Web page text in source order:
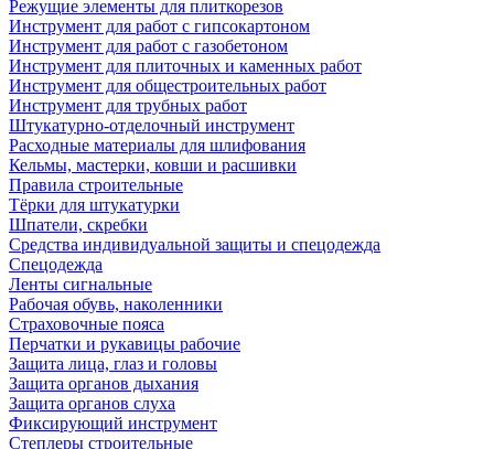
Режущие элементы для плиткорезов
Инструмент для работ с гипсокартоном
Инструмент для работ с газобетоном
Инструмент для плиточных и каменных работ
Инструмент для общестроительных работ
Инструмент для трубных работ
Штукатурно-отделочный инструмент
Расходные материалы для шлифования
Кельмы, мастерки, ковши и расшивки
Правила строительные
Тёрки для штукатурки
Шпатели, скребки
Средства индивидуальной защиты и спецодежда
Спецодежда
Ленты сигнальные
Рабочая обувь, наколенники
Страховочные пояса
Перчатки и рукавицы рабочие
Защита лица, глаз и головы
Защита органов дыхания
Защита органов слуха
Фиксирующий инструмент
Степлеры строительные